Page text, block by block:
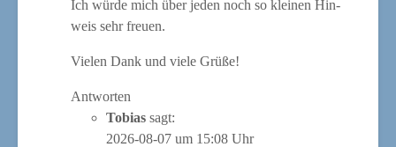
Ich wür­de mich über jeden noch so klei­nen Hin­
weis sehr freuen.
Vie­len Dank und vie­le Grüße!
Antworten
Tobias sagt:
2026-08-07 um 15:08 Uhr